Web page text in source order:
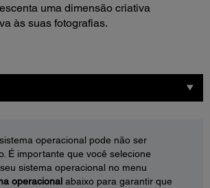
uma dimensão criativa
às suas fotografias.
operacional pode não ser
É importante que você selecione
sistema operacional no menu
operacional abaixo para garantir que